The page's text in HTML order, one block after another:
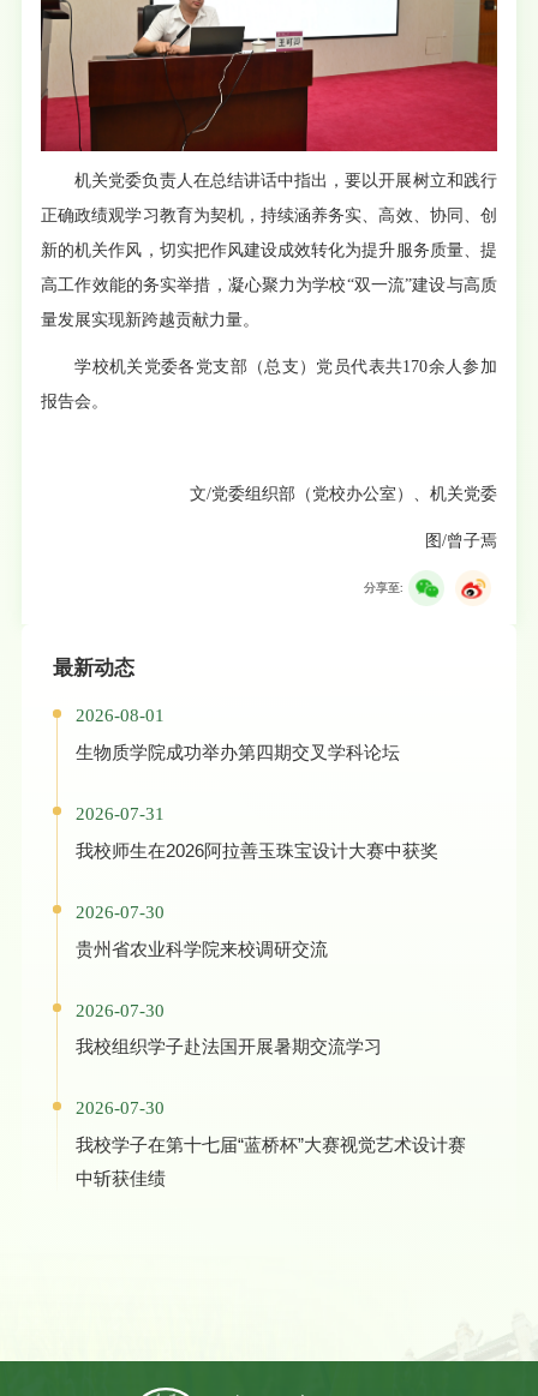
机关党委负责人在总结讲话中指出，要以开展树立和践行
正确政绩观学习教育为契机，持续涵养务实、高效、协同、创
新的机关作风，切实把作风建设成效转化为提升服务质量、提
高工作效能的务实举措，凝心聚力为学校“双一流”建设与高质
量发展实现新跨越贡献力量。
学校机关党委各党支部（总支）党员代表共170余人参加
报告会。
文/党委组织部（党校办公室）、机关党委
图/曾子焉
分享至:
最新动态
2026-08-01
生物质学院成功举办第四期交叉学科论坛
2026-07-31
我校师生在2026阿拉善玉珠宝设计大赛中获奖
2026-07-30
贵州省农业科学院来校调研交流
2026-07-30
我校组织学子赴法国开展暑期交流学习
2026-07-30
我校学子在第十七届“蓝桥杯”大赛视觉艺术设计赛
中斩获佳绩